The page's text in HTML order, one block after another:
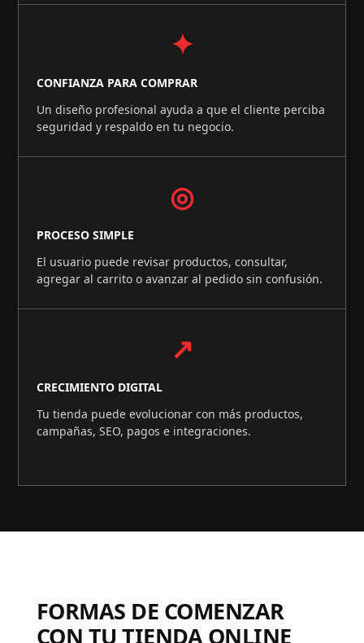
✦
CONFIANZA PARA COMPRAR
Un diseño profesional ayuda a que el cliente perciba
seguridad y respaldo en tu negocio.
◎
PROCESO SIMPLE
El usuario puede revisar productos, consultar,
agregar al carrito o avanzar al pedido sin confusión.
↗
CRECIMIENTO DIGITAL
Tu tienda puede evolucionar con más productos,
campañas, SEO, pagos e integraciones.
FORMAS DE COMENZAR
CON TU TIENDA ONLINE